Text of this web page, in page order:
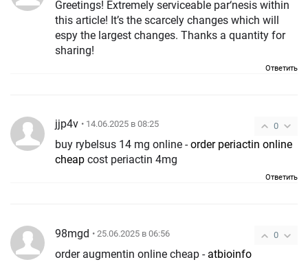
Greetings! Extremely serviceable par‘nesis within
this article! It’s the scarcely changes which will
espy the largest changes. Thanks a quantity for
sharing!
Ответить
0
jjp4v • 14.06.2025 в 08:25
buy rybelsus 14 mg online -order periactin online
cheap cost periactin 4mg
Ответить
0
98mgd • 25.06.2025 в 06:56
order augmentin online cheap - atbioinfo